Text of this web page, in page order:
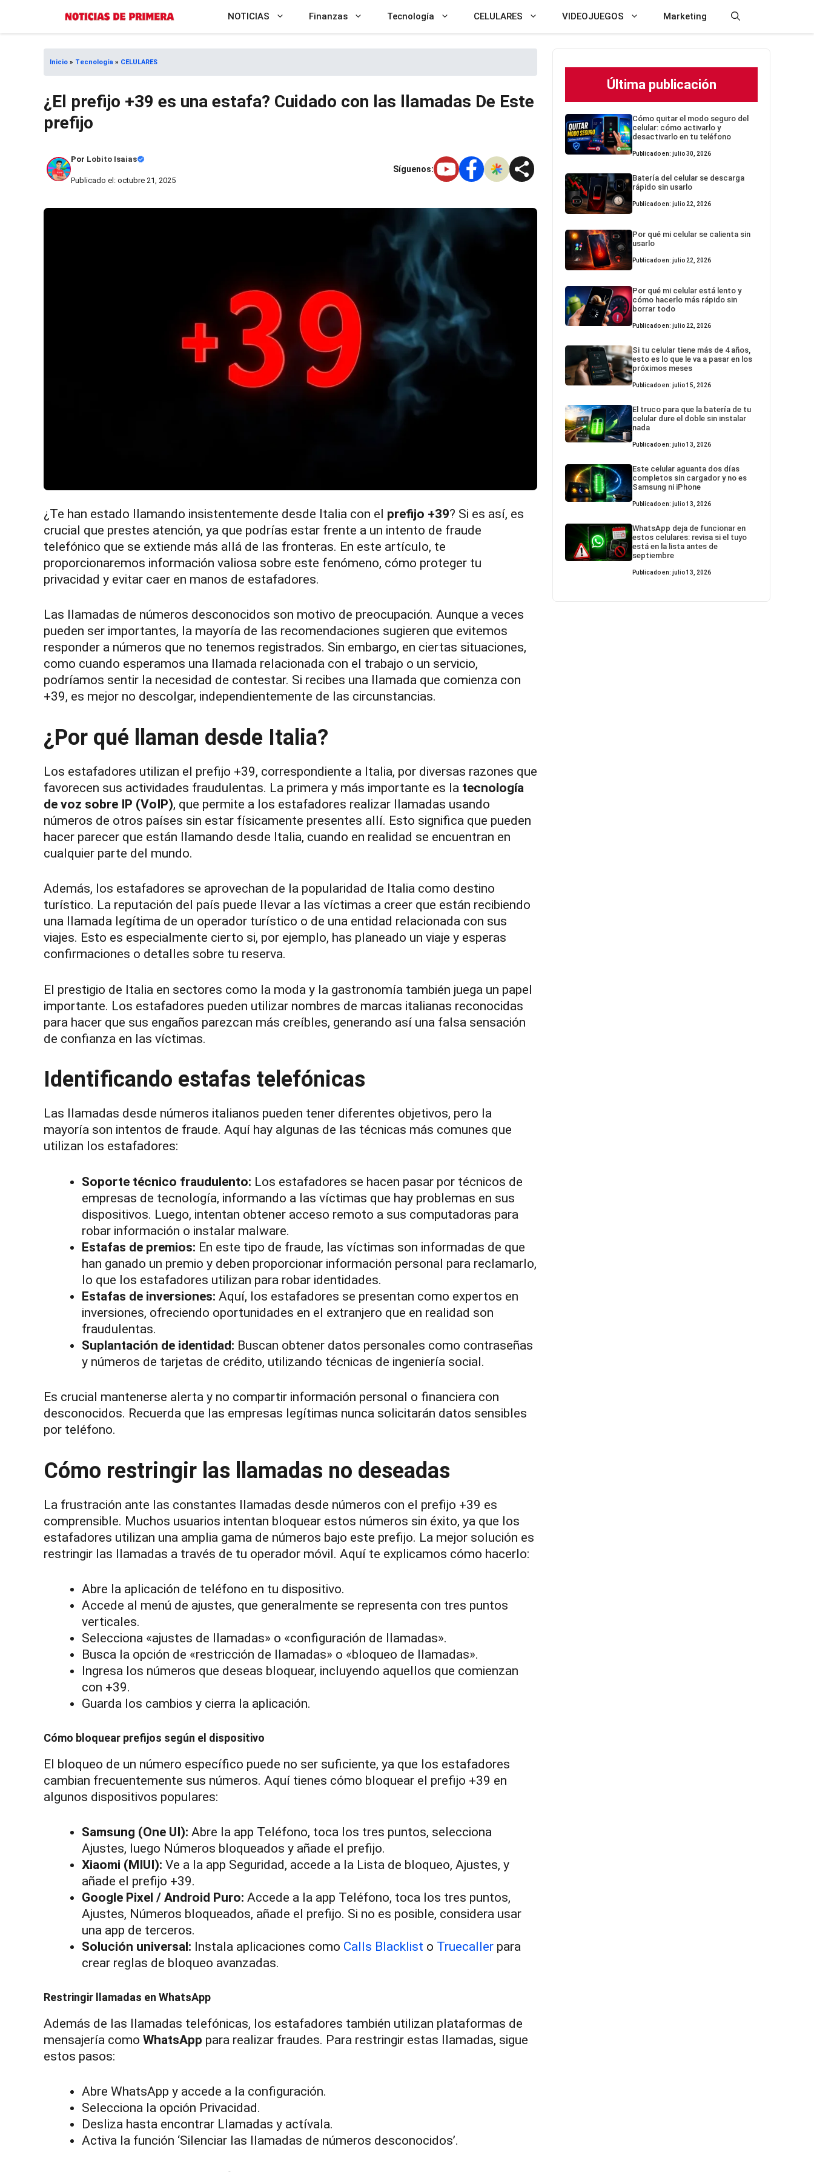
al
contenido
NOTICIAS Finanzas Tecnología CELULARES VIDEOJUEGOS Marketing
Inicio » Tecnología » CELULARES
¿El prefijo +39 es una estafa? Cuidado con las llamadas De Este
prefijo
Por Lobito Isaias
Publicado el: octubre 21, 2025
Síguenos:
¿Te han estado llamando insistentemente desde Italia con el prefijo +39? Si es así, es
crucial que prestes atención, ya que podrías estar frente a un intento de fraude
telefónico que se extiende más allá de las fronteras. En este artículo, te
proporcionaremos información valiosa sobre este fenómeno, cómo proteger tu
privacidad y evitar caer en manos de estafadores.
Las llamadas de números desconocidos son motivo de preocupación. Aunque a veces
pueden ser importantes, la mayoría de las recomendaciones sugieren que evitemos
responder a números que no tenemos registrados. Sin embargo, en ciertas situaciones,
como cuando esperamos una llamada relacionada con el trabajo o un servicio,
podríamos sentir la necesidad de contestar. Si recibes una llamada que comienza con
+39, es mejor no descolgar, independientemente de las circunstancias.
¿Por qué llaman desde Italia?
Los estafadores utilizan el prefijo +39, correspondiente a Italia, por diversas razones que
favorecen sus actividades fraudulentas. La primera y más importante es la tecnología
de voz sobre IP (VoIP), que permite a los estafadores realizar llamadas usando
números de otros países sin estar físicamente presentes allí. Esto significa que pueden
hacer parecer que están llamando desde Italia, cuando en realidad se encuentran en
cualquier parte del mundo.
Además, los estafadores se aprovechan de la popularidad de Italia como destino
turístico. La reputación del país puede llevar a las víctimas a creer que están recibiendo
una llamada legítima de un operador turístico o de una entidad relacionada con sus
viajes. Esto es especialmente cierto si, por ejemplo, has planeado un viaje y esperas
confirmaciones o detalles sobre tu reserva.
El prestigio de Italia en sectores como la moda y la gastronomía también juega un papel
importante. Los estafadores pueden utilizar nombres de marcas italianas reconocidas
para hacer que sus engaños parezcan más creíbles, generando así una falsa sensación
de confianza en las víctimas.
Identificando estafas telefónicas
Las llamadas desde números italianos pueden tener diferentes objetivos, pero la
mayoría son intentos de fraude. Aquí hay algunas de las técnicas más comunes que
utilizan los estafadores:
Soporte técnico fraudulento: Los estafadores se hacen pasar por técnicos de
empresas de tecnología, informando a las víctimas que hay problemas en sus
dispositivos. Luego, intentan obtener acceso remoto a sus computadoras para
robar información o instalar malware.
Estafas de premios: En este tipo de fraude, las víctimas son informadas de que
han ganado un premio y deben proporcionar información personal para reclamarlo,
lo que los estafadores utilizan para robar identidades.
Estafas de inversiones: Aquí, los estafadores se presentan como expertos en
inversiones, ofreciendo oportunidades en el extranjero que en realidad son
fraudulentas.
Suplantación de identidad: Buscan obtener datos personales como contraseñas
y números de tarjetas de crédito, utilizando técnicas de ingeniería social.
Es crucial mantenerse alerta y no compartir información personal o financiera con
desconocidos. Recuerda que las empresas legítimas nunca solicitarán datos sensibles
por teléfono.
Cómo restringir las llamadas no deseadas
La frustración ante las constantes llamadas desde números con el prefijo +39 es
comprensible. Muchos usuarios intentan bloquear estos números sin éxito, ya que los
estafadores utilizan una amplia gama de números bajo este prefijo. La mejor solución es
restringir las llamadas a través de tu operador móvil. Aquí te explicamos cómo hacerlo:
Abre la aplicación de teléfono en tu dispositivo.
Accede al menú de ajustes, que generalmente se representa con tres puntos
verticales.
Selecciona «ajustes de llamadas» o «configuración de llamadas».
Busca la opción de «restricción de llamadas» o «bloqueo de llamadas».
Ingresa los números que deseas bloquear, incluyendo aquellos que comienzan
con +39.
Guarda los cambios y cierra la aplicación.
Cómo bloquear prefijos según el dispositivo
El bloqueo de un número específico puede no ser suficiente, ya que los estafadores
cambian frecuentemente sus números. Aquí tienes cómo bloquear el prefijo +39 en
algunos dispositivos populares:
Samsung (One UI): Abre la app Teléfono, toca los tres puntos, selecciona
Ajustes, luego Números bloqueados y añade el prefijo.
Xiaomi (MIUI): Ve a la app Seguridad, accede a la Lista de bloqueo, Ajustes, y
añade el prefijo +39.
Google Pixel / Android Puro: Accede a la app Teléfono, toca los tres puntos,
Ajustes, Números bloqueados, añade el prefijo. Si no es posible, considera usar
una app de terceros.
Solución universal: Instala aplicaciones como Calls Blacklist o Truecaller para
crear reglas de bloqueo avanzadas.
Restringir llamadas en WhatsApp
Además de las llamadas telefónicas, los estafadores también utilizan plataformas de
mensajería como WhatsApp para realizar fraudes. Para restringir estas llamadas, sigue
estos pasos:
Abre WhatsApp y accede a la configuración.
Selecciona la opción Privacidad.
Desliza hasta encontrar Llamadas y actívala.
Activa la función ‘Silenciar las llamadas de números desconocidos’.
Última publicación
Cómo quitar el modo seguro del
celular: cómo activarlo y
desactivarlo en tu teléfono
Publicado en: julio 30, 2026
Batería del celular se descarga
rápido sin usarlo
Publicado en: julio 22, 2026
Por qué mi celular se calienta sin
usarlo
Publicado en: julio 22, 2026
Por qué mi celular está lento y
cómo hacerlo más rápido sin
borrar todo
Publicado en: julio 22, 2026
Si tu celular tiene más de 4 años,
esto es lo que le va a pasar en los
próximos meses
Publicado en: julio 15, 2026
El truco para que la batería de tu
celular dure el doble sin instalar
nada
Publicado en: julio 13, 2026
Este celular aguanta dos días
completos sin cargador y no es
Samsung ni iPhone
Publicado en: julio 13, 2026
WhatsApp deja de funcionar en
estos celulares: revisa si el tuyo
está en la lista antes de
septiembre
Publicado en: julio 13, 2026